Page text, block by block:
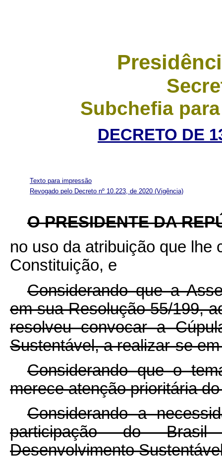
Subchefia
DECRETO DE
Texto para impressão
Revogado pelo Decreto nº 10.223, de 2020 (Vigência)
O PRESIDENTE DA
no uso da atribuição que lhe
Constituição, e
Considerando que a
em sua Resolução 55/199,
resolveu convocar a
Sustentável, a realizar-se
Considerando que o
merece atenção prioritária
Considerando a
participação do
Desenvolvimento